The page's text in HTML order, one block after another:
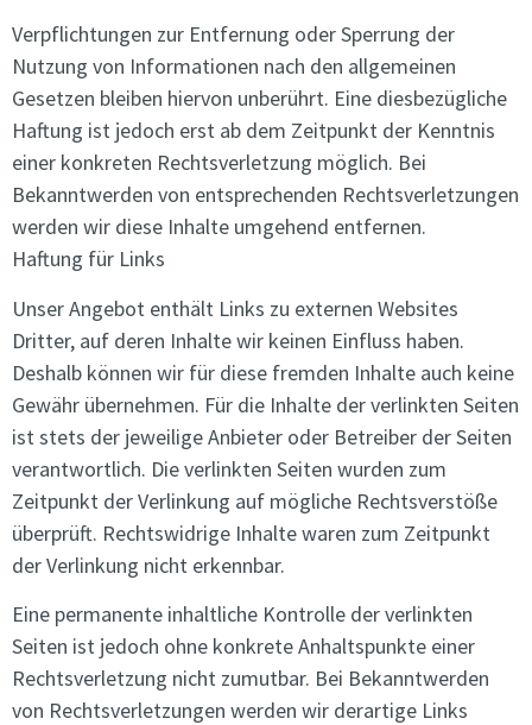
Verpflichtungen zur Entfernung oder Sperrung der
Nutzung von Informationen nach den allgemeinen
Gesetzen bleiben hiervon unberührt. Eine diesbezügliche
Haftung ist jedoch erst ab dem Zeitpunkt der Kenntnis
einer konkreten Rechtsverletzung möglich. Bei
Bekanntwerden von entsprechenden Rechtsverletzungen
werden wir diese Inhalte umgehend entfernen.
Haftung für Links
Unser Angebot enthält Links zu externen Websites
Dritter, auf deren Inhalte wir keinen Einfluss haben.
Deshalb können wir für diese fremden Inhalte auch keine
Gewähr übernehmen. Für die Inhalte der verlinkten Seiten
ist stets der jeweilige Anbieter oder Betreiber der Seiten
verantwortlich. Die verlinkten Seiten wurden zum
Zeitpunkt der Verlinkung auf mögliche Rechtsverstöße
überprüft. Rechtswidrige Inhalte waren zum Zeitpunkt
der Verlinkung nicht erkennbar.
Eine permanente inhaltliche Kontrolle der verlinkten
Seiten ist jedoch ohne konkrete Anhaltspunkte einer
Rechtsverletzung nicht zumutbar. Bei Bekanntwerden
von Rechtsverletzungen werden wir derartige Links